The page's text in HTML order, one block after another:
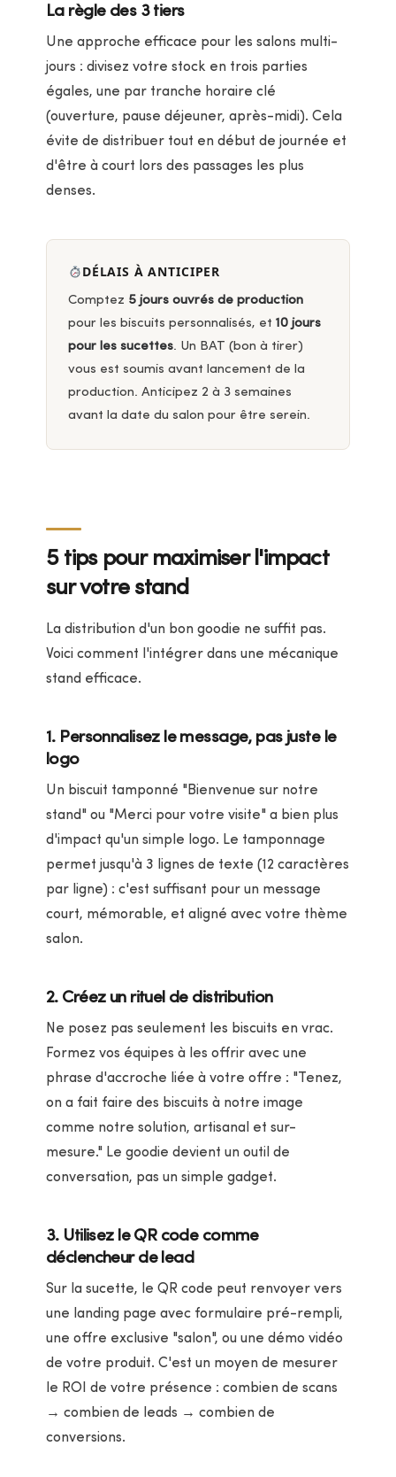
La règle des 3 tiers
Une approche efficace pour les salons multi-
jours : divisez votre stock en trois parties
égales, une par tranche horaire clé
(ouverture, pause déjeuner, après-midi). Cela
évite de distribuer tout en début de journée et
d'être à court lors des passages les plus
denses.
DÉLAIS À ANTICIPER
Comptez 5 jours ouvrés de production
pour les biscuits personnalisés, et 10 jours
pour les sucettes. Un BAT (bon à tirer)
vous est soumis avant lancement de la
production. Anticipez 2 à 3 semaines
avant la date du salon pour être serein.
5 tips pour maximiser l'impact
sur votre stand
La distribution d'un bon goodie ne suffit pas.
Voici comment l'intégrer dans une mécanique
stand efficace.
1. Personnalisez le message, pas juste le
logo
Un biscuit tamponné "Bienvenue sur notre
stand" ou "Merci pour votre visite" a bien plus
d'impact qu'un simple logo. Le tamponnage
permet jusqu'à 3 lignes de texte (12 caractères
par ligne) : c'est suffisant pour un message
court, mémorable, et aligné avec votre thème
salon.
2. Créez un rituel de distribution
Ne posez pas seulement les biscuits en vrac.
Formez vos équipes à les offrir avec une
phrase d'accroche liée à votre offre : "Tenez,
on a fait faire des biscuits à notre image
comme notre solution, artisanal et sur-
mesure." Le goodie devient un outil de
conversation, pas un simple gadget.
3. Utilisez le QR code comme
déclencheur de lead
Sur la sucette, le QR code peut renvoyer vers
une landing page avec formulaire pré-rempli,
une offre exclusive "salon", ou une démo vidéo
de votre produit. C'est un moyen de mesurer
le ROI de votre présence : combien de scans
→ combien de leads → combien de
conversions.